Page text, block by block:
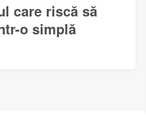
care riscă să
o simplă